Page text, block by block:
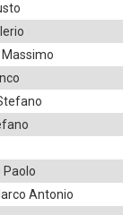
Massimo
Paolo
Antonio